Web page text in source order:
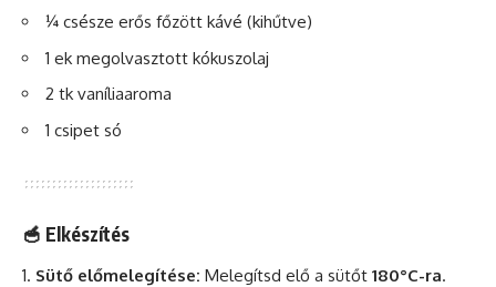
¼ csésze erős főzött kávé (kihűtve)
1 ek megolvasztott kókuszolaj
2 tk vaníliaaroma
1 csipet só
🥣 Elkészítés
Sütő előmelegítése: Melegítsd elő a sütőt 180°C-ra.